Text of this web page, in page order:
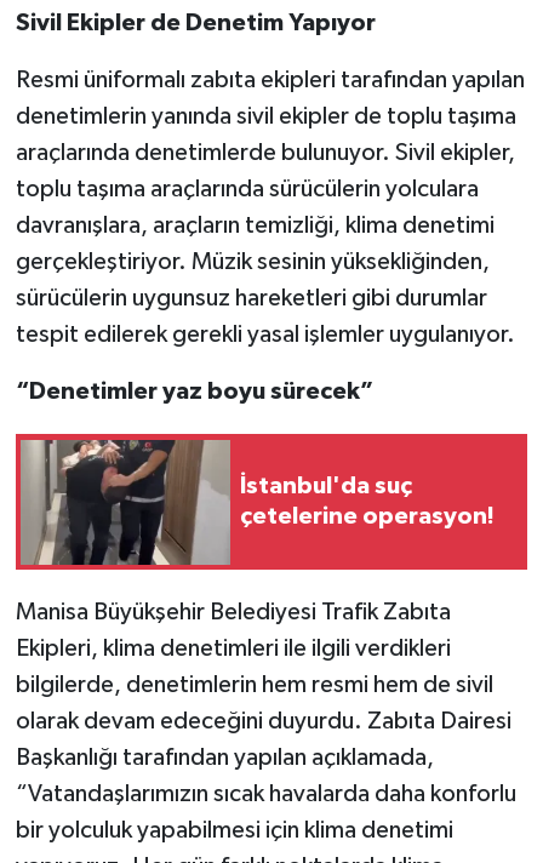
Sivil Ekipler de Denetim Yapıyor
Resmi üniformalı zabıta ekipleri tarafından yapılan
denetimlerin yanında sivil ekipler de toplu taşıma
araçlarında denetimlerde bulunuyor. Sivil ekipler,
toplu taşıma araçlarında sürücülerin yolculara
davranışlara, araçların temizliği, klima denetimi
gerçekleştiriyor. Müzik sesinin yüksekliğinden,
sürücülerin uygunsuz hareketleri gibi durumlar
tespit edilerek gerekli yasal işlemler uygulanıyor.
“Denetimler yaz boyu sürecek”
İstanbul'da suç
çetelerine operasyon!
Manisa Büyükşehir Belediyesi Trafik Zabıta
Ekipleri, klima denetimleri ile ilgili verdikleri
bilgilerde, denetimlerin hem resmi hem de sivil
olarak devam edeceğini duyurdu. Zabıta Dairesi
Başkanlığı tarafından yapılan açıklamada,
“Vatandaşlarımızın sıcak havalarda daha konforlu
bir yolculuk yapabilmesi için klima denetimi